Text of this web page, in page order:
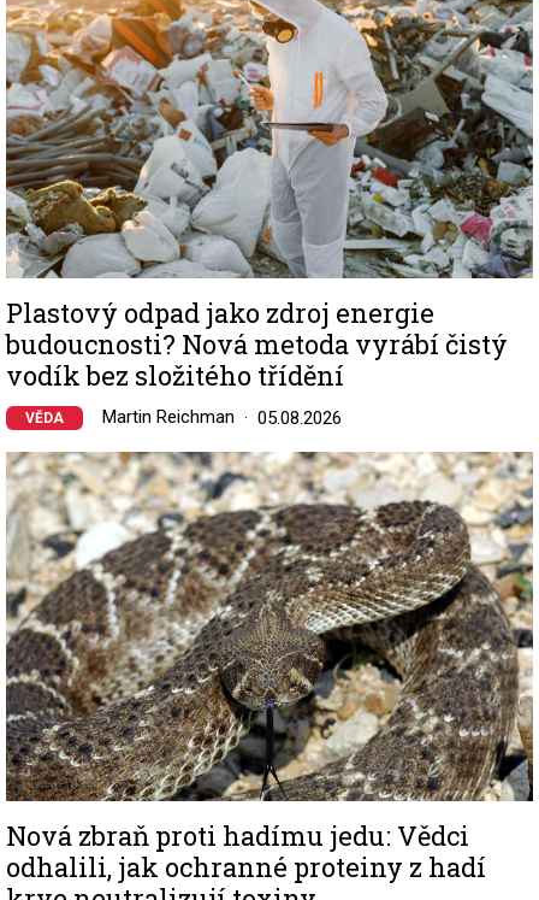
Plastový odpad jako zdroj energie
budoucnosti? Nová metoda vyrábí čistý
vodík bez složitého třídění
VĚDA Martin Reichman 05.08.2026
Image
Nová zbraň proti hadímu jedu: Vědci
odhalili, jak ochranné proteiny z hadí